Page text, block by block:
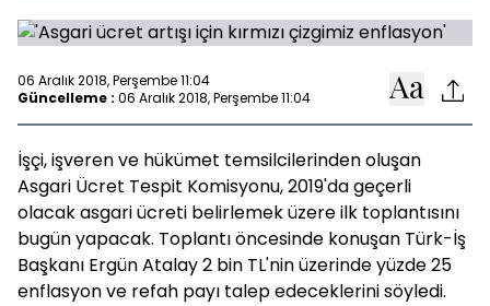
06 Aralık 2018, Perşembe 11:04
Güncelleme : 06 Aralık 2018, Perşembe 11:04
İşçi, işveren ve hükümet temsilcilerinden oluşan
Asgari Ücret Tespit Komisyonu, 2019'da geçerli
olacak asgari ücreti belirlemek üzere ilk toplantısını
bugün yapacak. Toplantı öncesinde konuşan Türk-İş
Başkanı Ergün Atalay 2 bin TL'nin üzerinde yüzde 25
enflasyon ve refah payı talep edeceklerini söyledi.